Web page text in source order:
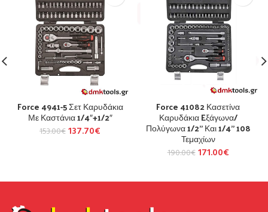
Force 4941-5 Σετ Καρυδάκια
Με Καστάνια 1/4″+1/2″
153.00€137.70€
Force 41082 Κασετίνα
Καρυδάκια Eξάγωνα/
Πολύγωνα 1/2” Και 1/4” 108
Τεμαχίων
190.00€ 171.00€